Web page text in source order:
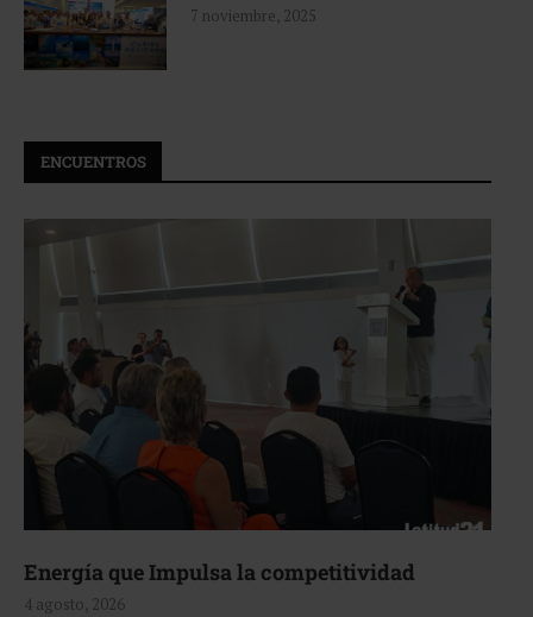
7 noviembre, 2025
ENCUENTROS
Energía que Impulsa la competitividad
4 agosto, 2026